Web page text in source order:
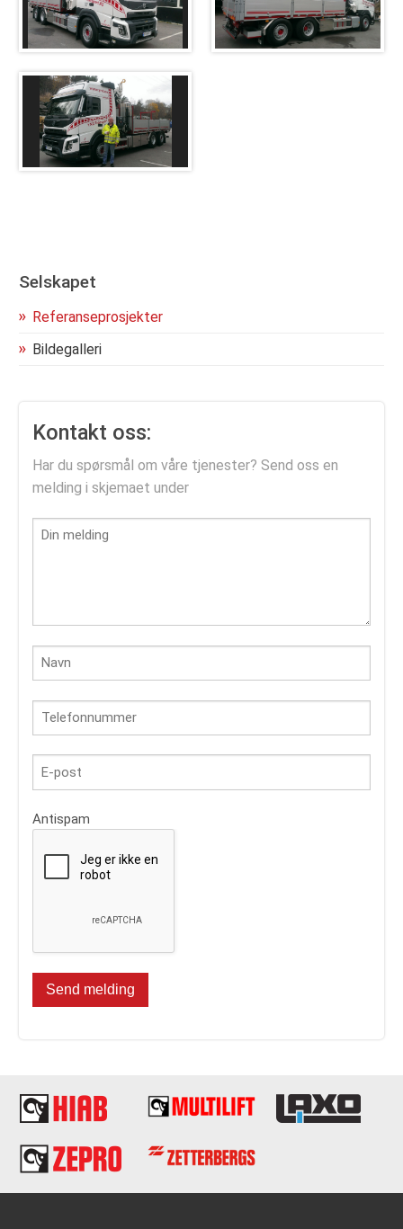
Kontakt oss
Selskapet
Referanseprosjekter
Bildegalleri
Kontakt oss:
Har du spørsmål om våre tjenester? Send oss en
melding i skjemaet under
Antispam